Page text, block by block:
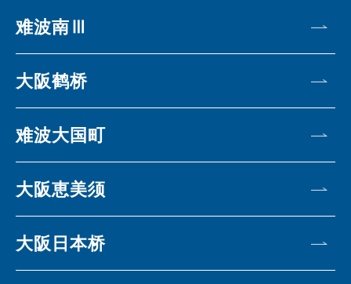
难波南Ⅲ
大阪鹤桥
难波大国町
大阪恵美须
大阪日本桥